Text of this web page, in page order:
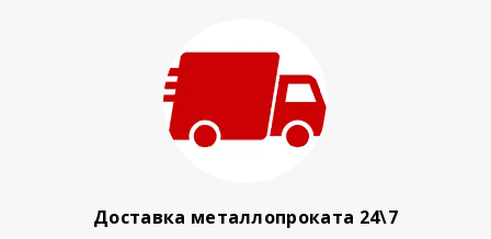
Доставка металлопроката 24\7